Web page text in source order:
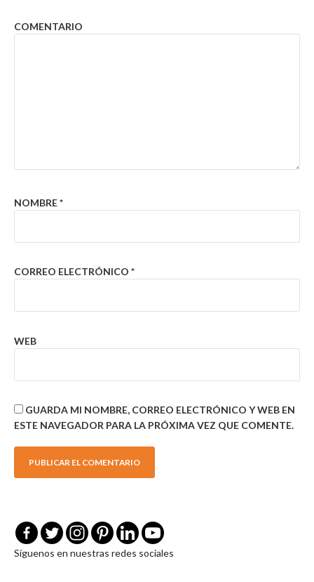
COMENTARIO
NOMBRE*
CORREO ELECTRÓNICO *
WEB
GUARDA MI NOMBRE, CORREO ELECTRÓNICO Y WEB EN
ESTE NAVEGADOR PARA LA PRÓXIMA VEZ QUE COMENTE.
Síguenos en nuestras redes sociales